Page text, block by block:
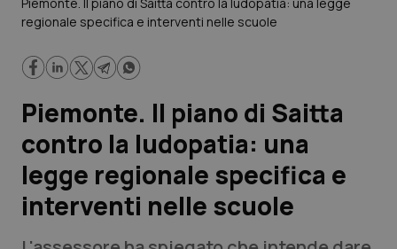
Governo e Parlamento
Regioni e Asl
Lavoro e Professioni
Scienza e Farmaci
Studi e Analisi
Lettere al direttore
regionale specifica e interventi nelle scuole
Piemonte. Il piano di Saitta
contro la ludopatia: una
legge regionale specifica e
interventi nelle scuole